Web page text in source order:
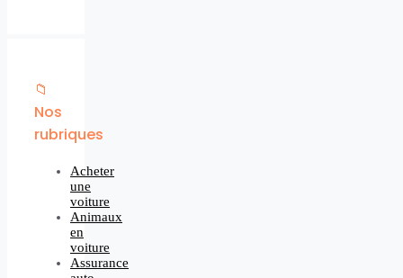
📁
Nos
rubriques
Acheter
une
voiture
Animaux
en
voiture
Assurance